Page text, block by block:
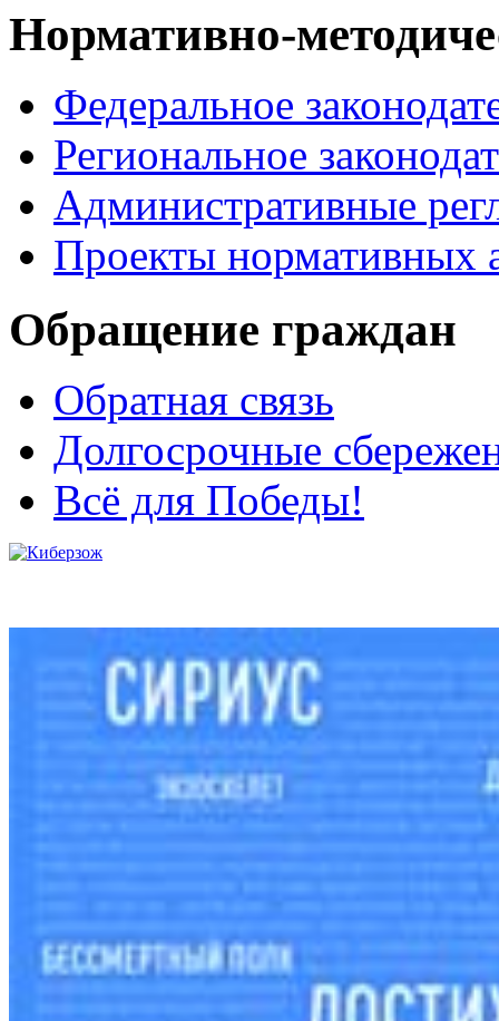
Нормативно-
Федеральное
Региональное
Административные
Проекты нормативных
Обращение граждан
Обратная связь
Долгосрочные
Всё для Победы!